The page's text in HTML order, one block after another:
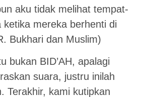
aku tidak melihat tempat-
mereka berhenti di
Bukhari dan Muslim)
bukan BID’AH, apalagi
suara, justru inilah
Terakhir, kami kutipkan